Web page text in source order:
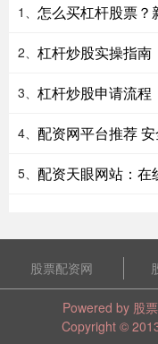
1、 怎么买杠杆股票？
2、 杠杆炒股实操指南
3、 杠杆炒股申请流程
4、 配资网平台推荐
5、 配资天眼网站：在
股票配资网
Powered by 股
Copyright ©